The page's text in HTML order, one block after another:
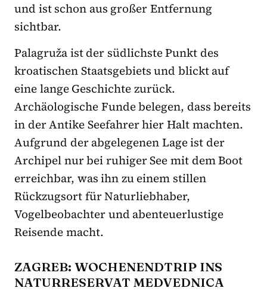
und ist schon aus großer Entfernung
sichtbar.
Palagruža ist der südlichste Punkt des
kroatischen Staatsgebiets und blickt auf
eine lange Geschichte zurück.
Archäologische Funde belegen, dass bereits
in der Antike Seefahrer hier Halt machten.
Aufgrund der abgelegenen Lage ist der
Archipel nur bei ruhiger See mit dem Boot
erreichbar, was ihn zu einem stillen
Rückzugsort für Naturliebhaber,
Vogelbeobachter und abenteuerlustige
Reisende macht.
ZAGREB: WOCHENENDTRIP INS
NATURRESERVAT MEDVEDNICA